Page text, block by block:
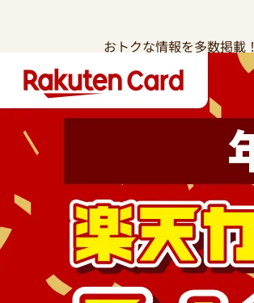
おトクな情報を多数掲載！